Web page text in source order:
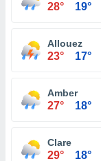
28° 19°
Allouez
23° 17°
Amber
27° 18°
Clare
29° 18°